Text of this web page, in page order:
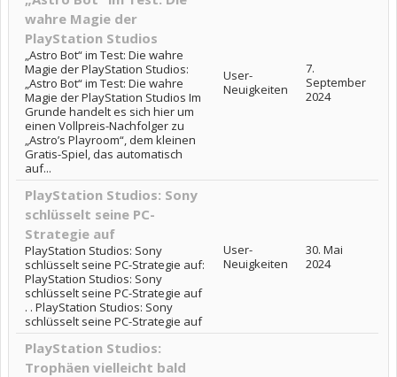
wahre Magie der
PlayStation Studios
„Astro Bot“ im Test: Die wahre
Magie der PlayStation Studios:
„Astro Bot“ im Test: Die wahre
Magie der PlayStation Studios Im
Grunde handelt es sich hier um
einen Vollpreis-Nachfolger zu
„Astro’s Playroom“, dem kleinen
Gratis-Spiel, das automatisch
auf...
User-
Neuigkeiten
7.
September
2024
PlayStation Studios: Sony
schlüsselt seine PC-
Strategie auf
PlayStation Studios: Sony
schlüsselt seine PC-Strategie auf:
PlayStation Studios: Sony
schlüsselt seine PC-Strategie auf
. . PlayStation Studios: Sony
schlüsselt seine PC-Strategie auf
User-
Neuigkeiten
30. Mai
2024
PlayStation Studios:
Trophäen vielleicht bald